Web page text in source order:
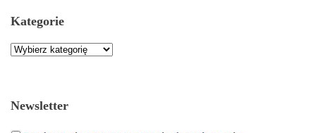
Kategorie
Kategorie
Newsletter